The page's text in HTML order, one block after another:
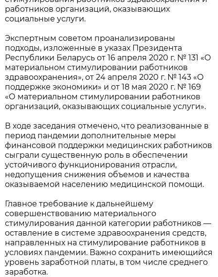
работников организаций, оказывающих
социальные услуги.
Экспертным советом проанализированы
подходы, изложенные в указах Президента
Республики Беларусь от 16 апреля 2020 г. № 131 «О
материальном стимулировании работников
здравоохранения», от 24 апреля 2020 г. № 143 «О
поддержке экономики» и от 18 мая 2020 г. № 169
«О материальном стимулировании работников
организаций, оказывающих социальные услуги».
В ходе заседания отмечено, что реализованные в
период пандемии дополнительные меры
финансовой поддержки медицинских работников
сыграли существенную роль в обеспечении
устойчивого функционирования отрасли,
недопущения снижения объемов и качества
оказываемой населению медицинской помощи.
Главное требование к дальнейшему
совершенствованию материального
стимулирования данной категории работников —
оставление в системе здравоохранения средств,
направленных на стимулирование работников в
условиях пандемии. Важно сохранить имеющийся
уровень заработной платы, в том числе среднего
заработка.